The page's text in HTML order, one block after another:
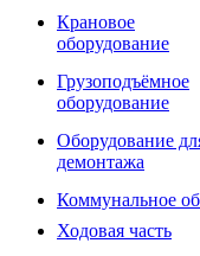
РВД
Сваерезки
Как
Крановое
оборудование
Грузоподъёмное
оборудование
Оборудование
демонтажа
Коммунальное
Ходовая часть